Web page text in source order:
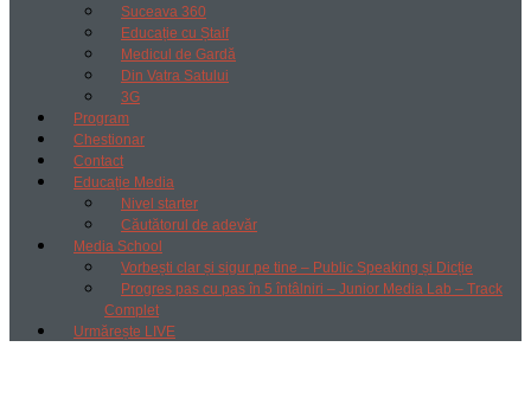
Suceava 360
Educație cu Ștaif
Medicul de Gardă
Din Vatra Satului
3G
Program
Chestionar
Contact
Educație Media
Nivel starter
Căutătorul de adevăr
Media School
Vorbești clar și sigur pe tine – Public Speaking și Dicție
Progres pas cu pas în 5 întâlniri – Junior Media Lab – Track
Complet
Urmărește LIVE